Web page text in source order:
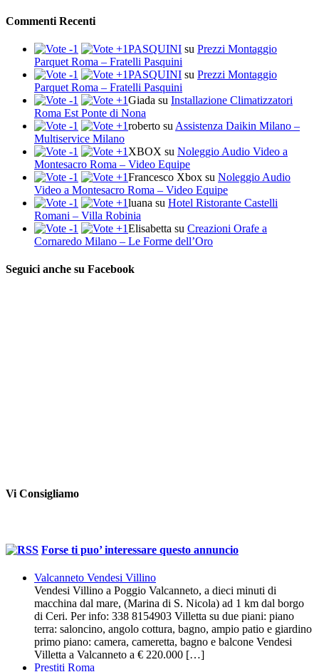
Commenti Recenti
PASQUINI su Prezzi Montaggio
Parquet Roma – Fratelli Pasquini
PASQUINI su Prezzi Montaggio
Parquet Roma – Fratelli Pasquini
Giada su Installazione Climatizzatori
Roma Est Ponte di Nona
roberto su Assistenza Daikin Milano –
Multiservice Milano
XBOX su Noleggio Audio Video a
Montesacro Roma – Video Equipe
Francesco Xbox su Noleggio Audio
Video a Montesacro Roma – Video Equipe
luana su Hotel Ristorante Castelli
Romani – Villa Robinia
Elisabetta su Creazioni Orafe a
Cornaredo Milano – Le Forme dell’Oro
Seguici anche su Facebook
Vi Consigliamo
Forse ti puo’ interessare questo annuncio
Valcanneto Vendesi Villino
Vendesi Villino a Poggio Valcanneto, a dieci minuti di
macchina dal mare, (Marina di S. Nicola) ad 1 km dal borgo
di Ceri. Per info: 338 8154903 Villetta su due piani: piano
terra: saloncino, angolo cottura, bagno, ampio patio e giardino
primo piano: camera, cameretta, bagno e balcone Vendesi
Villetta a Valcanneto a € 220.000 […]
Prestiti Roma